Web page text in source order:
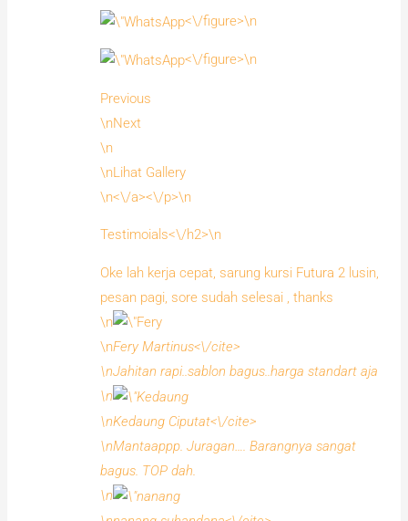
<\/figure>\n
<\/figure>\n
Previous
\nNext
\n
\nLihat Gallery
\n<\/a><\/p>\n
Testimoials<\/h2>\n
Oke lah kerja cepat, sarung kursi Futura 2 lusin,
pesan pagi, sore sudah selesai , thanks
\n
\nFery Martinus<\/cite>
\nJahitan rapi..sablon bagus..harga standart aja
\n
\nKedaung Ciputat<\/cite>
\nMantaappp. Juragan…. Barangnya sangat
bagus. TOP dah.
\n